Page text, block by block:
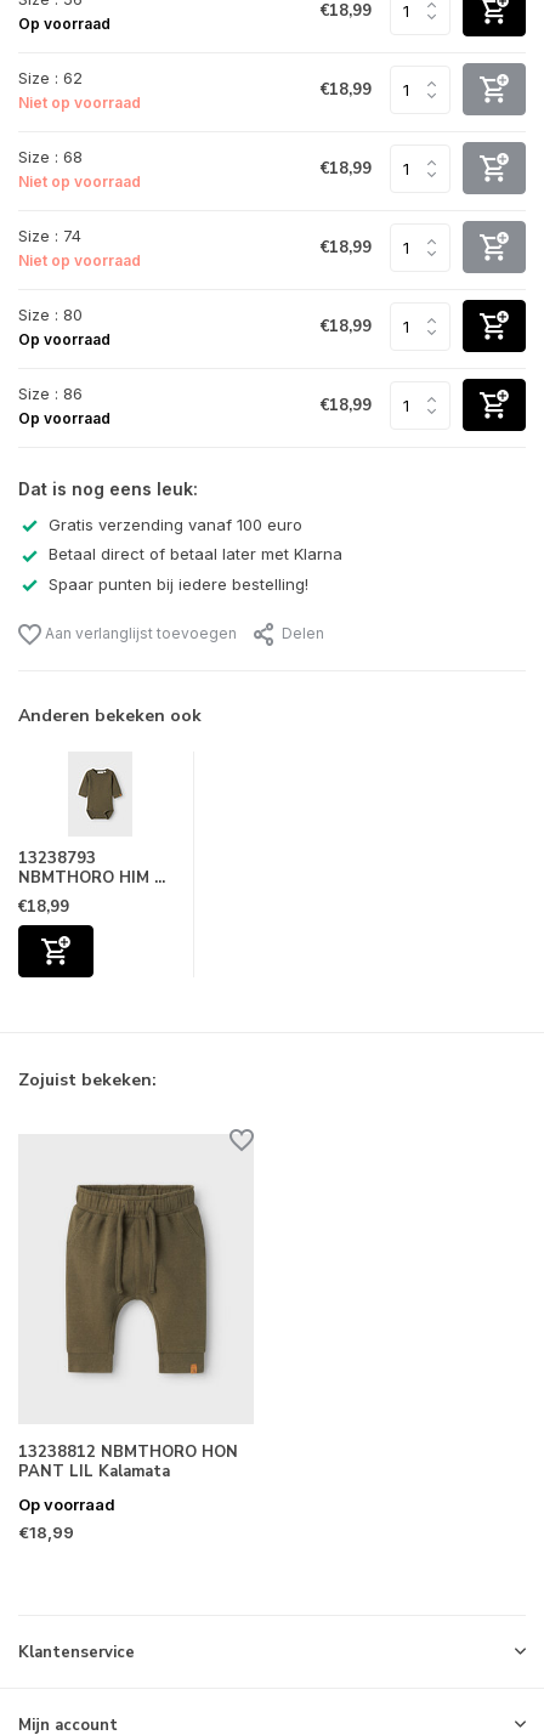
Op voorraad
€18,99
Size : 62
Niet op voorraad
€18,99
Size : 68
Niet op voorraad
€18,99
Size : 74
Niet op voorraad
€18,99
Size : 80
Op voorraad
€18,99
Size : 86
Op voorraad
€18,99
Dat is nog eens leuk:
Gratis verzending vanaf 100 euro
Betaal direct of betaal later met Klarna
Spaar punten bij iedere bestelling!
Aan verlanglijst toevoegen Delen
Anderen bekeken ook
13238793
NBMTHORO HIM ...
€18,99
Zojuist bekeken:
13238812 NBMTHORO HON
PANT LIL Kalamata
Op voorraad
€18,99
Klantenservice
Mijn account